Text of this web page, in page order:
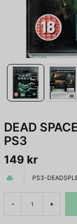
DEAD
PS3
149 kr
PS3-
- +